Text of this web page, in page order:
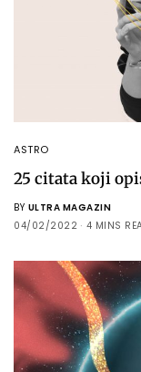
ASTRO
25 citata koji
BY ULTRA MAGAZIN
04/02/2022
4 MINS